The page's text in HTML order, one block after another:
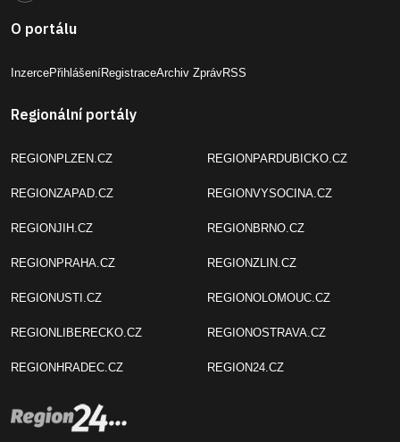
O portálu
InzercePřihlášeníRegistraceArchiv ZprávRSS
Regionální portály
REGIONPLZEN.CZ
REGIONZAPAD.CZ
REGIONJIH.CZ
REGIONPRAHA.CZ
REGIONUSTI.CZ
REGIONLIBERECKO.CZ
REGIONHRADEC.CZ
REGIONPARDUBICKO.CZ
REGIONVYSOCINA.CZ
REGIONBRNO.CZ
REGIONZLIN.CZ
REGIONOLOMOUC.CZ
REGIONOSTRAVA.CZ
REGION24.CZ